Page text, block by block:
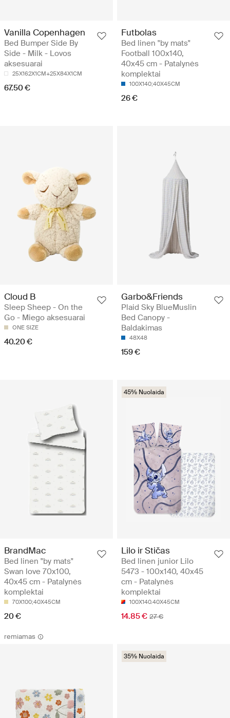
Vanilla Copenhagen
Bed Bumper Side By
Side - Milk - Lovos
aksesuarai
25X162X1CM+25X84X1CM
67.50 €
Futbolas
Bed linen "by mats"
Football 100x140,
40x45 cm - Patalynės
komplektai
100X140;40X45CM
26 €
Cloud B
Sleep Sheep - On the
Go - Miego aksesuarai
ONE SIZE
40.20 €
Garbo&Friends
Plaid Sky BlueMuslin
Bed Canopy -
Baldakimas
48X48
159 €
BrandMac
Bed linen "by mats"
Swan love 70x100,
40x45 cm - Patalynės
komplektai
70X100;40X45CM
20 €
45% Nuolaida
Lilo ir Stičas
Bed linen junior Lilo
5473 - 100x140, 40x45
cm - Patalynės
komplektai
100X140.40X45CM
14.85 € 27 €
remiamas
35% Nuolaida